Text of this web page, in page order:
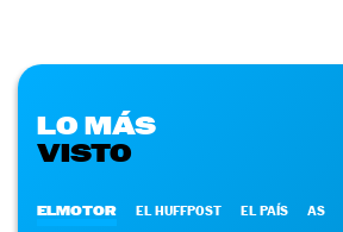
LO MÁS
VISTO
ELMOTOR EL HUFFPOST EL PAÍS AS